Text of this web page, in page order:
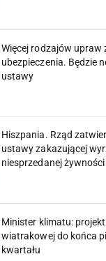
Więcej rodzajów upraw
ubezpieczenia. Będzie
ustawy
Hiszpania. Rząd
ustawy zakazującej
niesprzedanej żywności
Minister klimatu:
wiatrakowej do końca
kwartału